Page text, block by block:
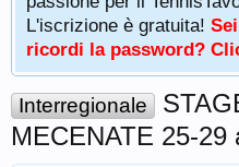
L'iscrizione è gratuita!
ricordi la password?
Interregionale
MECENATE 25-29